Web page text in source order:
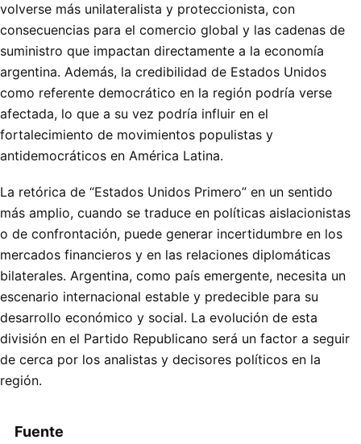
volverse más unilateralista y proteccionista, con
consecuencias para el comercio global y las cadenas de
suministro que impactan directamente a la economía
argentina. Además, la credibilidad de Estados Unidos
como referente democrático en la región podría verse
afectada, lo que a su vez podría influir en el
fortalecimiento de movimientos populistas y
antidemocráticos en América Latina.
La retórica de “Estados Unidos Primero” en un sentido
más amplio, cuando se traduce en políticas aislacionistas
o de confrontación, puede generar incertidumbre en los
mercados financieros y en las relaciones diplomáticas
bilaterales. Argentina, como país emergente, necesita un
escenario internacional estable y predecible para su
desarrollo económico y social. La evolución de esta
división en el Partido Republicano será un factor a seguir
de cerca por los analistas y decisores políticos en la
región.
Fuente